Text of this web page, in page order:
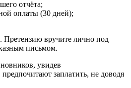
отчёта;
оплаты (30 дней);
вручите лично под
письмом.
увидев
заплатить, не доводя